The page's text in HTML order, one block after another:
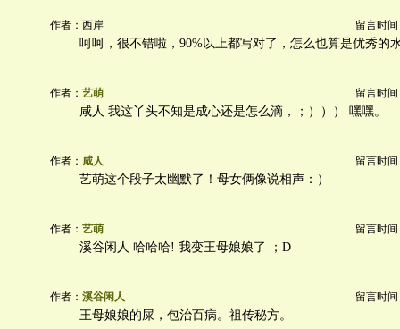
作者：西岸 留言时间
呵呵，很不错啦，90%以上都写对了，怎么也算是优秀的
作者： 艺萌 留言时间
咸人 我这丫头不知是成心还是怎么滴，；））） 嘿嘿。
作者： 咸人 留言时间
艺萌这个段子太幽默了！母女俩像说相声：）
作者： 艺萌 留言时间
溪谷闲人 哈哈哈! 我变王母娘娘了 ；D
作者： 溪谷闲人 留言时间
王母娘娘的屎，包治百病。祖传秘方。